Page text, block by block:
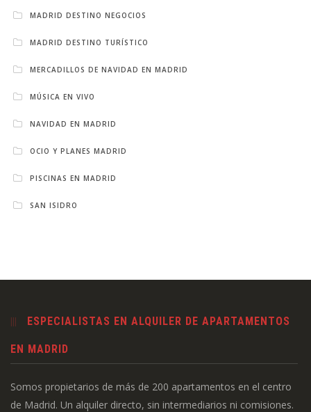
MADRID DESTINO NEGOCIOS
MADRID DESTINO TURÍSTICO
MERCADILLOS DE NAVIDAD EN MADRID
MÚSICA EN VIVO
NAVIDAD EN MADRID
OCIO Y PLANES MADRID
PISCINAS EN MADRID
SAN ISIDRO
ESPECIALISTAS EN ALQUILER DE APARTAMENTOS
EN MADRID
Somos propietarios de más de 200 apartamentos en el centro
de Madrid. Un alquiler directo, sin intermediarios ni comisiones.